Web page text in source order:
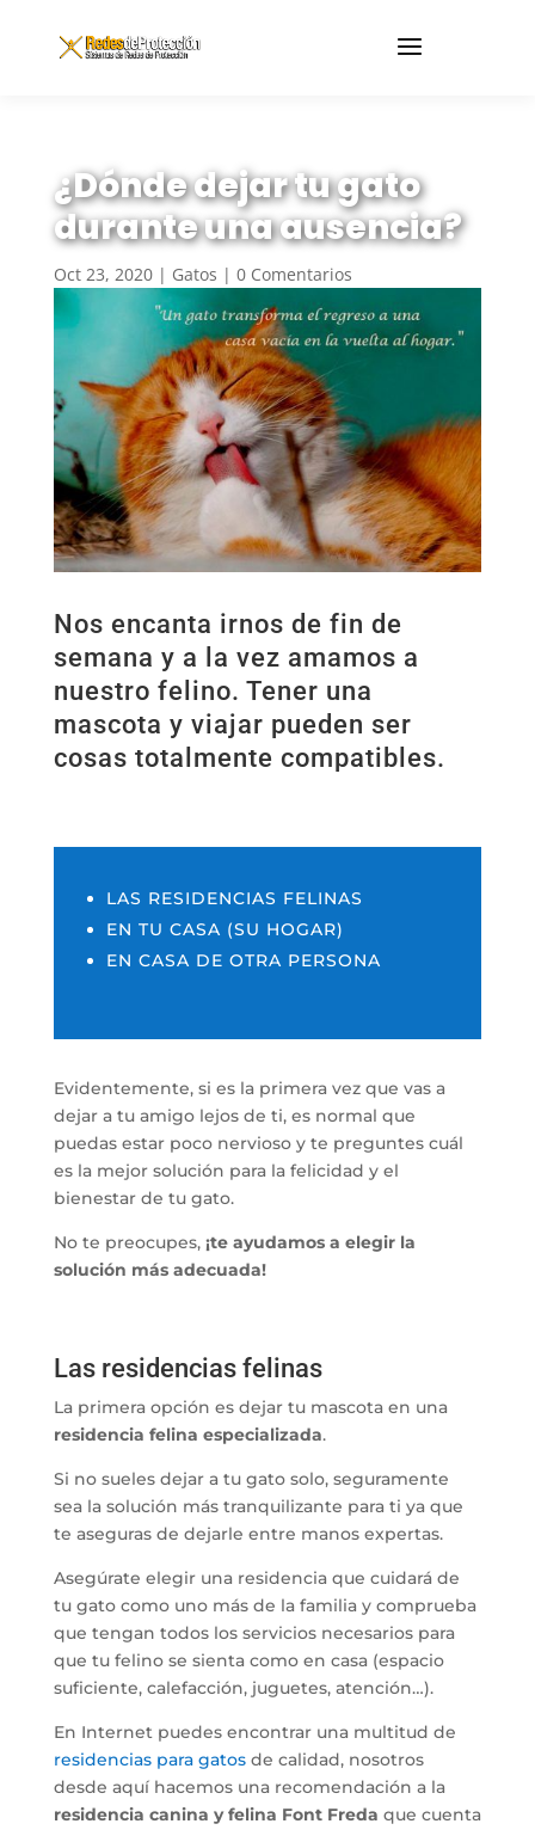
¿Dónde dejar tu gato
durante una ausencia?
Oct 23, 2020| Gatos | 0 Comentarios
Nos encanta irnos de fin de
semana y a la vez amamos a
nuestro felino. Tener una
mascota y viajar pueden ser
cosas totalmente compatibles.
LAS RESIDENCIAS FELINAS
EN TU CASA (SU HOGAR)
EN CASA DE OTRA PERSONA
Evidentemente, si es la primera vez que vas a
dejar a tu amigo lejos de ti, es normal que
puedas estar poco nervioso y te preguntes cuál
es la mejor solución para la felicidad y el
bienestar de tu gato.
No te preocupes, ¡te ayudamos a elegir la
solución más adecuada!
Las residencias felinas
La primera opción es dejar tu mascota en una
residencia felina especializada.
Si no sueles dejar a tu gato solo, seguramente
sea la solución más tranquilizante para ti ya que
te aseguras de dejarle entre manos expertas.
Asegúrate elegir una residencia que cuidará de
tu gato como uno más de la familia y comprueba
que tengan todos los servicios necesarios para
que tu felino se sienta como en casa (espacio
suficiente, calefacción, juguetes, atención…).
En Internet puedes encontrar una multitud de
residencias para gatosde calidad, nosotros
desde aquí hacemos una recomendación a la
residencia canina y felina Font Freda que cuenta